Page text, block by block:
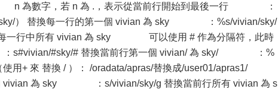
為數字，若 n 為 .，表示從當前行開始到最後一行 ：
sky/） 替換每一行的第一個 vivian 為 sky ：%s/vivian/sky/
每一行中所有 vivian 為 sky 可以使用 # 作為分隔符，此時
#sky/# 替換當前行第一個 vivian/ 為 sky/ ：%
使用+ 來 替換 / ）： /oradata/apras/替換成/user01/apras1/
vivian 為 sky ：s/vivian/sky/g 替換當前行所有 vivian 為 s